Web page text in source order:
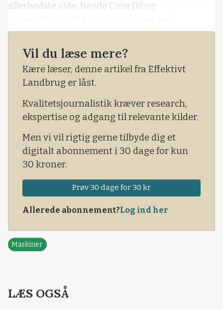
allerbedste side, havde Case IH og
repertoiret af de røde traktorer fra Puma til
Magnum op til demo-dagen, mens der også var
blevet plads til en enkelt mejetærsker.
Der var dog ingen tvivl om, hvilken model der
Vil du læse mere?
Kære læser, denne artikel fra Effektivt
Landbrug er låst.
Kvalitetsjournalistik kræver research,
ekspertise og adgang til relevante kilder.
Men vi vil rigtig gerne tilbyde dig et
digitalt abonnement i 30 dage for kun
30 kroner.
Prøv 30 dage for 30 kr
Allerede abonnement?Log ind her
Maskiner
LÆS OGSÅ